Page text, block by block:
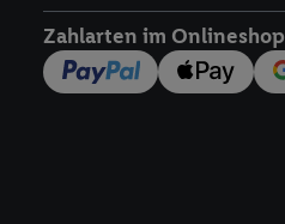
Zahlarten im Onlineshop